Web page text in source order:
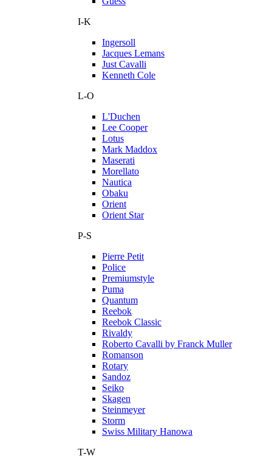
I-K
Ingersoll
Jacques Lemans
Just Cavalli
Kenneth Cole
L-O
L'Duchen
Lee Cooper
Lotus
Mark Maddox
Maserati
Morellato
Nautica
Obaku
Orient
Orient Star
P-S
Pierre Petit
Police
Premiumstyle
Puma
Quantum
Reebok
Reebok Classic
Rivaldy
Roberto Cavalli by Franck Muller
Romanson
Rotary
Sandoz
Seiko
Skagen
Steinmeyer
Storm
Swiss Military Hanowa
T-W